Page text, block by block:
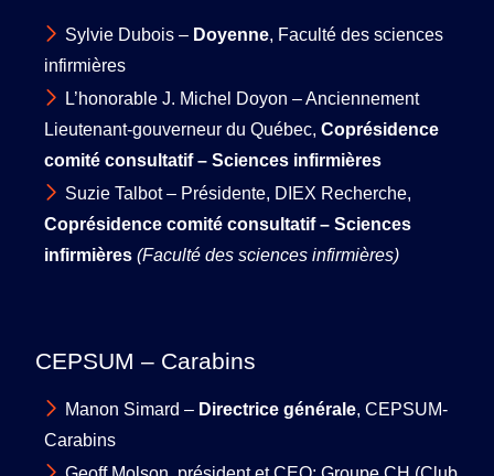
Sylvie Dubois – Doyenne, Faculté des sciences
infirmières
L’honorable J. Michel Doyon – Anciennement
Lieutenant-gouverneur du Québec, Coprésidence
comité consultatif – Sciences infirmières
Suzie Talbot – Présidente, DIEX Recherche,
Coprésidence comité consultatif – Sciences
infirmières (Faculté des sciences infirmières)
CEPSUM – Carabins
Manon Simard – Directrice générale, CEPSUM-
Carabins